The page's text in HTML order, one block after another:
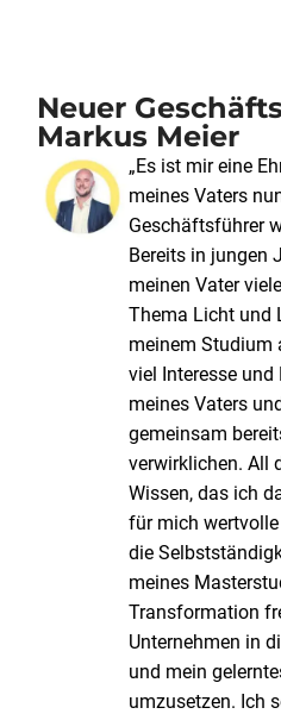
Neuer
Markus Meier
„Es ist mir eine
meines Vaters
Geschäftsführer
Bereits in jungen
meinen Vater
Thema Licht und
meinem Studium
viel Interesse und
meines Vaters
gemeinsam
verwirklichen. All
Wissen, das ich
für mich
die
meines
Transformation
Unternehmen in
und mein
umzusetzen. Ich